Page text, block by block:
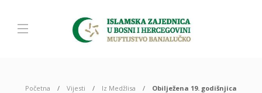
Početna Vijesti Iz Medžlisa
Obilježena 19. godišnjica